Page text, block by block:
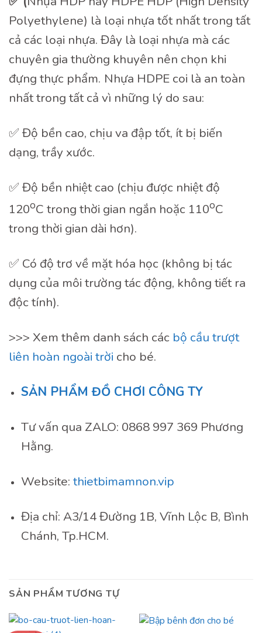
Polyethylene) là loại nhựa tốt nhất trong tất
cả các loại nhựa. Đây là loại nhựa mà các
chuyên gia thường khuyên nên chọn khi
đựng thực phẩm. Nhựa HDPE coi là an toàn
nhất trong tất cả vì những lý do sau:
✅ Độ bền cao, chịu va đập tốt, ít bị biến
dạng, trầy xước.
✅ Độ bền nhiệt cao (chịu được nhiệt độ
120oC trong thời gian ngắn hoặc 110oC
trong thời gian dài hơn).
✅ Có độ trơ về mặt hóa học (không bị tác
dụng của môi trường tác động, không tiết ra
độc tính).
>>> Xem thêm danh sách các bộ cầu trượt
liên hoàn ngoài trời cho bé.
SẢN PHẨM ĐỒ CHƠI CÔNG TY
Tư vấn qua ZALO: 0868 997 369 Phương
Hằng.
Website: thietbimamnon.vip
Địa chỉ: A3/14 Đường 1B, Vĩnh Lộc B, Bình
Chánh, Tp.HCM.
SẢN PHẨM TƯƠNG TỰ